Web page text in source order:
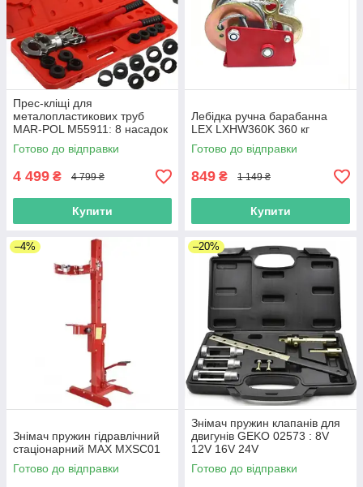
Прес-кліщі для
металопластикових труб
MAR-POL M55911: 8 насадок
Готово до відправки
4 499 ₴ 4 799 ₴
Купити
Лебідка ручна барабанна
LEX LXHW360K 360 кг
Готово до відправки
849 ₴ 1 149 ₴
Купити
–4%
Знімач пружин гідравлічний
стаціонарний MAX MXSC01
Готово до відправки
–20%
Знімач пружин клапанів для
двигунів GEKO 02573 : 8V
12V 16V 24V
Готово до відправки